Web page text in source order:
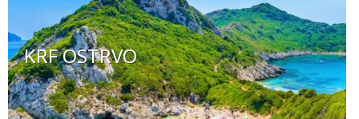
KRF OSTRVO